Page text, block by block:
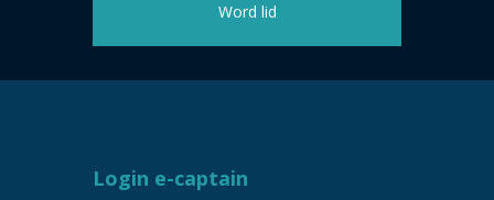
Word lid
Login e-captain